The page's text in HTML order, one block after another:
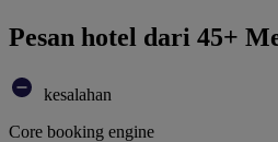
Pesan hotel dari 45+
kesalahan
Core booking engine